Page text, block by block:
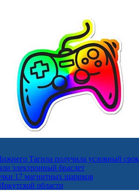
Тагила получила условный срок
электронный браслет
17 магнитных шариков
области